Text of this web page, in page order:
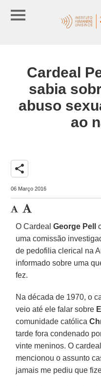
Cardeal
sabia
abuso
ao
share
06 Março 2016
O CardealGeorge Pell
uma comissão
de pedofilia clerical na
informado sobre uma
fez.
Na década de 1970, o
veio até ele falar sobre
comunidade católica
tarde fora condenado
vinte meninos. O
mencionou o assunto
jamais me pediu que